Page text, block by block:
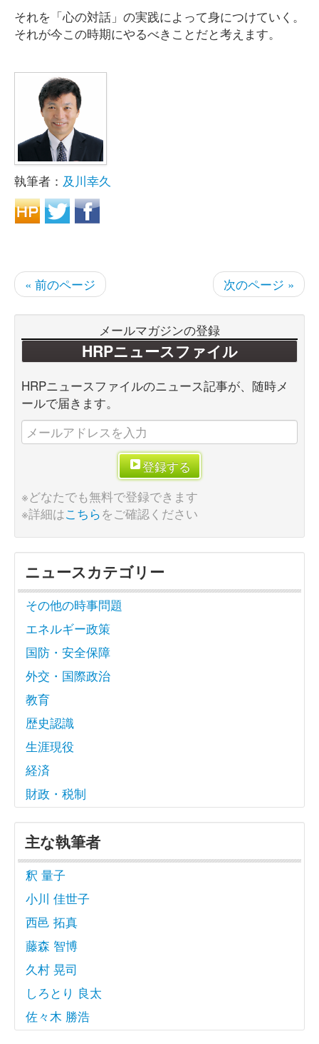
それを「心の対話」の実践によって身につけていく。
それが今この時期にやるべきことだと考えます。
執筆者： 及川幸久
« 前のページ 次のページ »
メールマガジンの登録
HRPニュースファイル
HRPニュースファイルのニュース記事が、随時メ
ールで届きます。
登録する
※どなたでも無料で登録できます
※詳細はこちらをご確認ください
ニュースカテゴリー
その他の時事問題
エネルギー政策
国防・安全保障
外交・国際政治
教育
歴史認識
生涯現役
経済
財政・税制
主な執筆者
釈 量子
小川 佳世子
西邑 拓真
藤森 智博
久村 晃司
しろとり 良太
佐々木 勝浩